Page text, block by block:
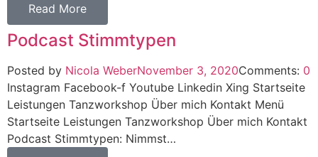
Read More
Podcast Stimmtypen
Posted by Nicola WeberNovember 3, 2020Comments: 0
Instagram Facebook-f Youtube Linkedin Xing Startseite
Leistungen Tanzworkshop Über mich Kontakt Menü
Startseite Leistungen Tanzworkshop Über mich Kontakt
Podcast Stimmtypen: Nimmst…